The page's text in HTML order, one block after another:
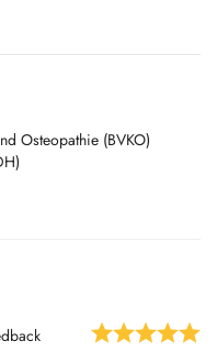
begleitet und diesen
ausgebildet,
Manfred Steiner, Dr.
(USA), Ted Jedynak
Kai Haselmeyer, Arndt
Osteopathie (BVKO)